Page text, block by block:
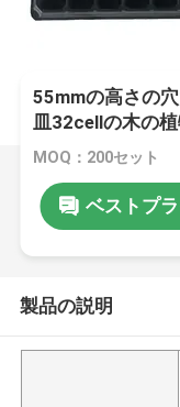
55mmの高さの
皿32cellの木の
MOQ：200セット
ベストプ
製品の説明